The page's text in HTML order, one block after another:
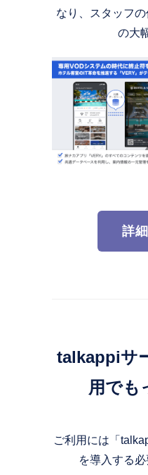
なり、スタッフ
の大
詳
talkappiサ
用でも
ご利用には「
を導入する必